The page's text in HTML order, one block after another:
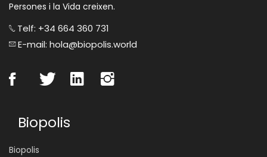
Persones i la Vida creixen.
Telf: +34 664 360 731
E-mail: hola@biopolis.world
Biopolis
Biopolis